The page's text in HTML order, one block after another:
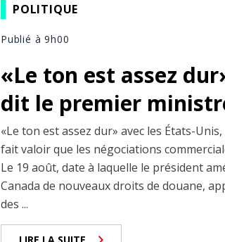
POLITIQUE
Publié à 9h00
«Le ton est assez
dit le premier
«Le ton est assez dur» avec les États-
fait valoir que les négociations
Le 19 août, date à laquelle le président
Canada de nouveaux droits de douane,
des ...